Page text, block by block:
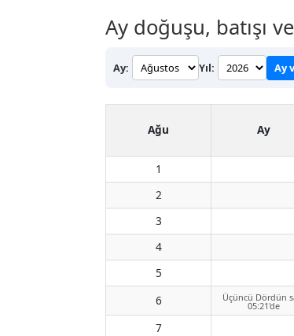
Ay doğuşu, batışı
Ay: Yıl: Ay
Ağu Ay
1
2
3
4
5
6
Üçüncü Dördün
05:21'de
7